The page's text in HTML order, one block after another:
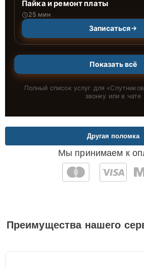
Пайка и ремонт платы
25 мин
Записаться
Показать всё
Полный список услуг для «
звонку или в чате
Мы принимаем к
Другая поломка
Преимущества нашего